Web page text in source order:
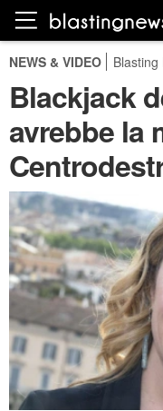
NEWS & VIDEO Blasting
Blackjack
avrebbe la